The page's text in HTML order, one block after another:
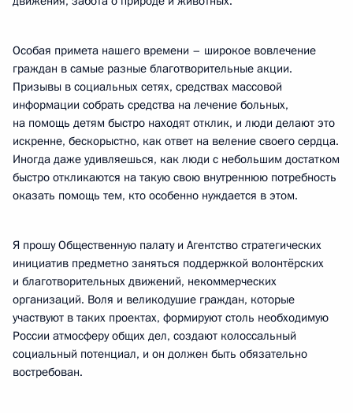
Особая примета нашего времени – широкое вовлечение
граждан в самые разные благотворительные акции.
Призывы в социальных сетях, средствах массовой
информации собрать средства на лечение больных,
на помощь детям быстро находят отклик, и люди делают это
искренне, бескорыстно, как ответ на веление своего сердца.
Иногда даже удивляешься, как люди с небольшим достатком
быстро откликаются на такую свою внутреннюю потребность
оказать помощь тем, кто особенно нуждается в этом.
Я прошу Общественную палату и Агентство стратегических
инициатив предметно заняться поддержкой волонтёрских
и благотворительных движений, некоммерческих
организаций. Воля и великодушие граждан, которые
участвуют в таких проектах, формируют столь необходимую
России атмосферу общих дел, создают колоссальный
социальный потенциал, и он должен быть обязательно
востребован.